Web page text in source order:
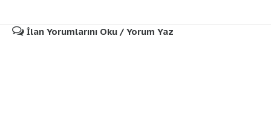
İlan Yorumlarını Oku / Yorum Yaz